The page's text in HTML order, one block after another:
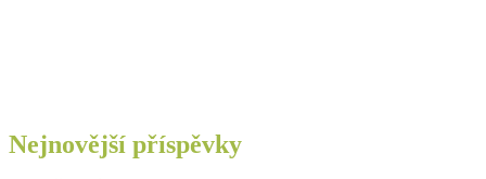
Nejnovější příspěvky